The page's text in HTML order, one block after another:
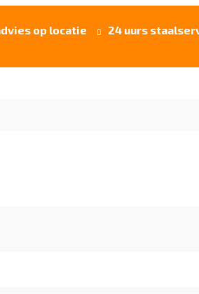
op locatie  24 uurs